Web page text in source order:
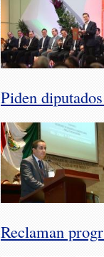
Piden
Reclaman